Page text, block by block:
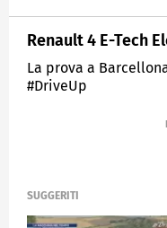
Renault 4 E-Tech
La prova a
#DriveUp
SUGGERITI